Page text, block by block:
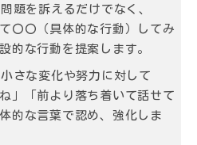
題を訴えるだけでなく、
〇〇（具体的な行動）してみ
的な行動を提案します。
さな変化や努力に対して
」「前より落ち着いて話せて
的な言葉で認め、強化しま